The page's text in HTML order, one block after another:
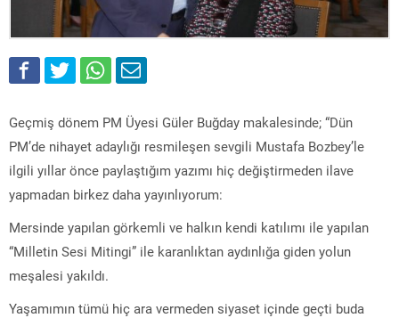
Geçmiş dönem PM Üyesi Güler Buğday makalesinde; “Dün
PM’de nihayet adaylığı resmileşen sevgili Mustafa Bozbey’le
ilgili yıllar önce paylaştığım yazımı hiç değiştirmeden ilave
yapmadan birkez daha yayınlıyorum:
Mersinde yapılan görkemli ve halkın kendi katılımı ile yapılan
“Milletin Sesi Mitingi” ile karanlıktan aydınlığa giden yolun
meşalesi yakıldı.
Yaşamımın tümü hiç ara vermeden siyaset içinde geçti buda